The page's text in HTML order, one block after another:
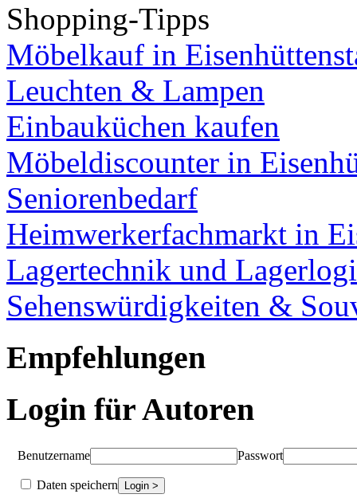
Shopping-Tipps
Möbelkauf in
Leuchten & Lampen
Einbauküchen kaufen
Möbeldiscounter in
Seniorenbedarf
Heimwerkerfachmarkt in
Lagertechnik und
Sehenswürdigkeiten &
Empfehlungen
Login für Autoren
Benutzername Passwort
Daten speichern